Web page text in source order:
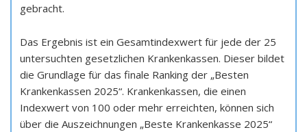
gebracht.
Das Ergebnis ist ein Gesamtindexwert für jede der 25
untersuchten gesetzlichen Krankenkassen. Dieser bildet
die Grundlage für das finale Ranking der „Besten
Krankenkassen 2025“. Krankenkassen, die einen
Indexwert von 100 oder mehr erreichten, können sich
über die Auszeichnungen „Beste Krankenkasse 2025“